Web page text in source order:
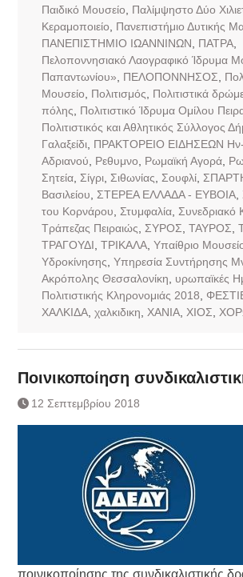
Παιδικό Μουσείο
Παλίμψηστο Δύο
Κεραμοποιείο
Πανεπιστήμιο Δυτικής
ΠΑΝΕΠΙΣΤΗΜΙΟ ΙΩΑΝΝΙΝΩΝ
ΠΑΤΡΑ,
Πελοποννησιακό Λαογραφικό Ίδρυμα
Παπαντωνίου»
ΠΕΛΟΠΟΝΝΗΣΟΣ
Μουσείο
Πολιτισμός
Πολιτιστικά
πόλης
Πολιτιστικό Ίδρυμα Ομίλου
Πολιτιστικός και Αθλητικός Σύλλογος
Γαλαξείδι, ΠΡΑΚΤΟΡΕΙΟ ΕΙΔΗΣΕΩΝ
Αδριανού
Ρεθυμνο Ρωμαϊκή Αγορά,
Σητεία, Σίγρι, Σιθωνίας Σουφλί,
Βασιλείου
ΣΤΕΡΕΑ ΕΛΛΑΔΑ - ΕΥΒΟΙΑ,
του Κορνάρου
Στυμφαλία, Συνεδριακό
Τράπεζας Πειραιώς
ΣΥΡΟΣ ΤΑΥΡΟΣ
ΤΡΑΓΟΥΔΙ ΤΡΙΚΑΛΑ, Υπαίθριο
Υδροκίνησης Υπηρεσία Συντήρησης
Ακρόπολης Θεσσαλονίκη
υρωπαϊκές
Πολιτιστικής Κληρονομιάς 2018
ΧΑΛΚΙΔΑ, χαλκιδικη ΧΑΝΙΑ, ΧΙΟΣ
Ποινικοποίηση
12 Σεπτεμβρίου 2018
ποινικοποίησης της συνδικαλιστικής